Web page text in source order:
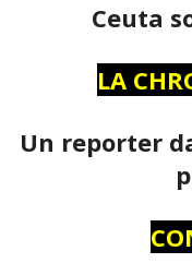
Ceuta
LA
Un reporter